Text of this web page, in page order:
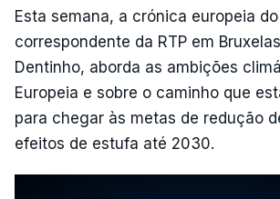
Esta semana, a crónica europeia do
correspondente da RTP em
Dentinho, aborda as ambições
Europeia e sobre o caminho que
para chegar às metas de redução
efeitos de estufa até 2030.